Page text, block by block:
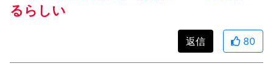
るらしい
返信 80